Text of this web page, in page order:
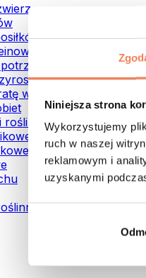
Niniejsza strona
Wykorzystujemy
ruch w naszej
reklamowym i
uzyskanymi
w proszku
ready to drink
mięśni
wagi
roślinne
białka wegańskie
białka wegańskie